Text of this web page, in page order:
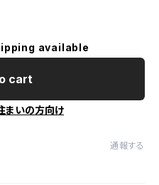
available
cart
まいの方向け
通報する